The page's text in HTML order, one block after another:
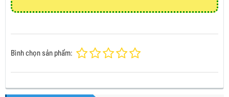
Bình chọn sản phẩm: